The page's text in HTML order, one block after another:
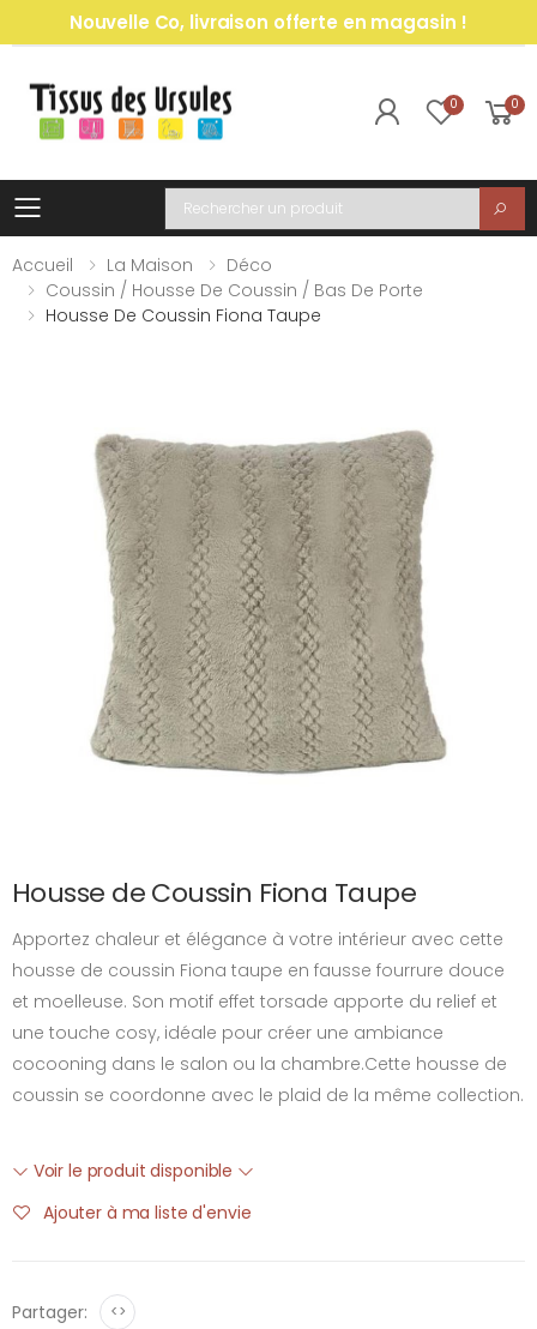
Nouvelle Co, livraison offerte en magasin !
0 0
Toggle mobile menu
Recherche
Accueil
La Maison
Déco
Coussin / Housse De Coussin / Bas De Porte
Housse De Coussin Fiona Taupe
Housse de Coussin Fiona Taupe
Apportez chaleur et élégance à votre intérieur avec cette
housse de coussin Fiona taupe en fausse fourrure douce
et moelleuse. Son motif effet torsade apporte du relief et
une touche cosy, idéale pour créer une ambiance
cocooning dans le salon ou la chambre.Cette housse de
coussin se coordonne avec le plaid de la même collection.
Voir le produit disponible
Ajouter à ma liste d'envie
Partager: <>